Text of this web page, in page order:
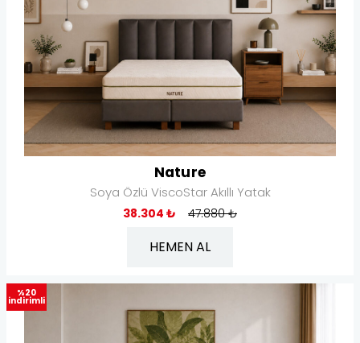
Nature
Soya Özlü ViscoStar Akıllı Yatak
38.304 ₺ 47.880 ₺
HEMEN AL
%20
indirimli